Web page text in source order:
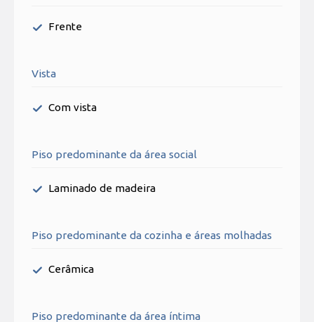
Frente
Vista
Com vista
Piso predominante da área social
Laminado de madeira
Piso predominante da cozinha e áreas molhadas
Cerâmica
Piso predominante da área íntima